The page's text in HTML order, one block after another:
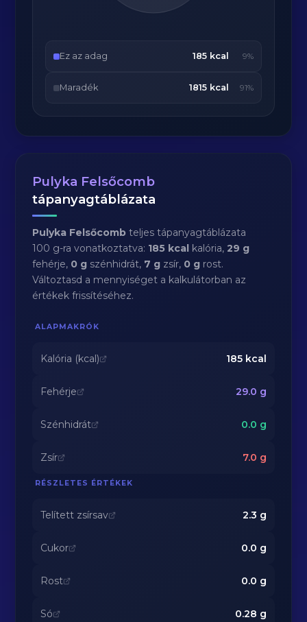
Ez az adag 185 kcal 9%
Maradék 1815 kcal 91%
Pulyka Felsőcomb
tápanyagtáblázata
Pulyka Felsőcomb teljes tápanyagtáblázata
100 g-ra vonatkoztatva: 185 kcal kalória,29 g
fehérje, 0 g szénhidrát, 7 g zsír, 0 g rost.
Változtasd a mennyiséget a kalkulátorban az
értékek frissítéséhez.
ALAPMAKRÓK
Kalória (kcal) 185kcal
Fehérje 29.0 g
Szénhidrát 0.0 g
Zsír 7.0 g
RÉSZLETES ÉRTÉKEK
Telített zsírsav 2.3 g
Cukor 0.0 g
Rost 0.0 g
Só 0.28 g